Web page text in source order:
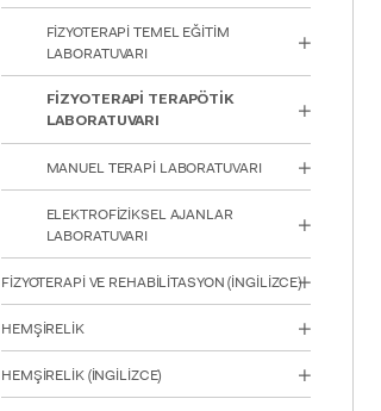
FİZYOTERAPİ TEMEL EĞİTİM
LABORATUVARI
FİZYOTERAPİ TERAPÖTİK
LABORATUVARI
MANUEL TERAPİ LABORATUVARI
ELEKTROFİZİKSEL AJANLAR
LABORATUVARI
FİZYOTERAPİ VE REHABİLİTASYON (İNGİLİZCE)
HEMŞİRELİK
HEMŞİRELİK (İNGİLİZCE)